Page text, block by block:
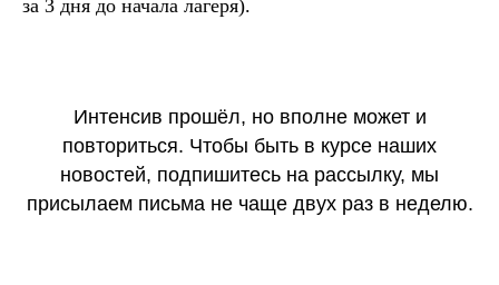
за 3 дня до начала лагеря).
Интенсив прошёл, но вполне может и
повториться. Чтобы быть в курсе наших
новостей, подпишитесь на рассылку, мы
присылаем письма не чаще двух раз в неделю.